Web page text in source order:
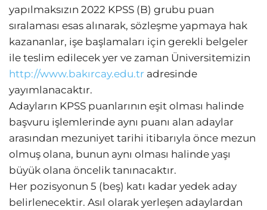
yapılmaksızın 2022 KPSS (B) grubu puan
sıralaması esas alınarak, sözleşme yapmaya hak
kazananlar, işe başlamaları için gerekli belgeler
ile teslim edilecek yer ve zaman Üniversitemizin
http://www.bakırcay.edu.tr adresinde
yayımlanacaktır.
Adayların KPSS puanlarının eşit olması halinde
başvuru işlemlerinde aynı puanı alan adaylar
arasından mezuniyet tarihi itibarıyla önce mezun
olmuş olana, bunun aynı olması halinde yaşı
büyük olana öncelik tanınacaktır.
Her pozisyonun 5 (beş) katı kadar yedek aday
belirlenecektir. Asıl olarak yerleşen adaylardan